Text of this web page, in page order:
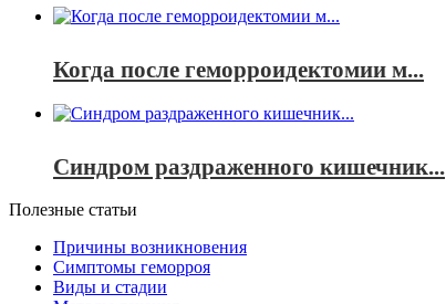
Когда после геморроидектомии м...
Синдром раздраженного кишечник...
Полезные статьи
Причины возникновения
Симптомы геморроя
Виды и стадии